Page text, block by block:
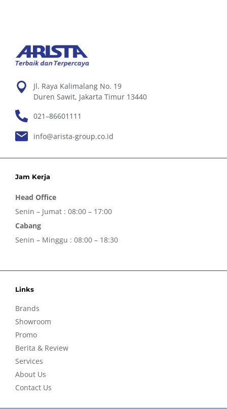
Jl. Raya Kalimalang No. 19
Duren Sawit, Jakarta Timur 13440
021–86601111
info@arista-group.co.id
Jam Kerja
Head Office
Senin – Jumat : 08:00 – 17:00
Cabang
Senin – Minggu : 08:00 – 18:30
Links
Brands
Showroom
Promo
Berita & Review
Services
About Us
Contact Us